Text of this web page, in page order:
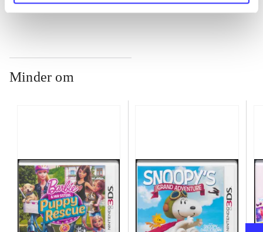
Minder om